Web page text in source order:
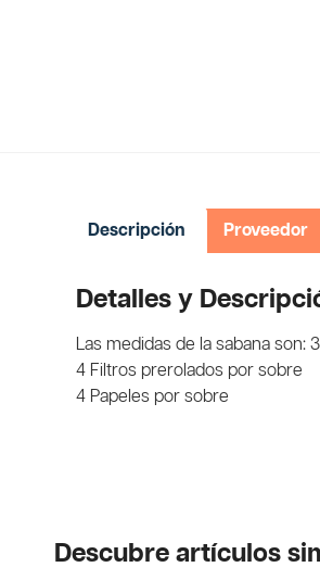
Descripción Proveedor
Detalles y
Las medidas de la sabana son:
4 Filtros prerolados por sobre
4 Papeles por sobre
Descubre artículos